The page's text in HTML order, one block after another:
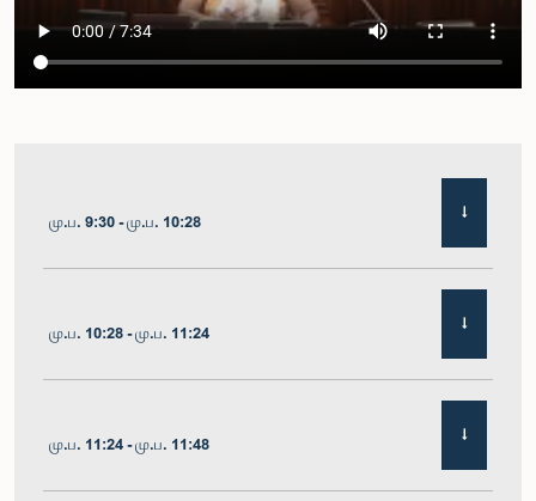
மு.ப. 9:30 - மு.ப. 10:28
மு.ப. 10:28 - மு.ப. 11:24
மு.ப. 11:24 - மு.ப. 11:48